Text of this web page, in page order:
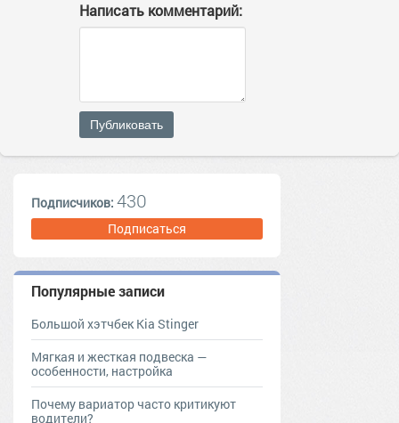
Написать комментарий:
Публиковать
Подписчиков: 430
Подписаться
Популярные записи
Большой хэтчбек Kia Stinger
Мягкая и жесткая подвеска —
особенности, настройка
Почему вариатор часто критикуют
водители?